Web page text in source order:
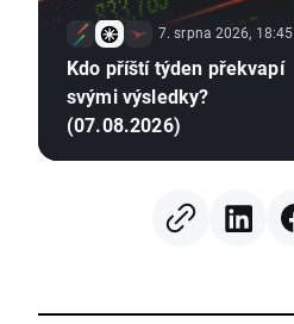
7. srpna 2026, 18:45
Kdo příští týden překvapí
svými výsledky?
(07.08.2026)